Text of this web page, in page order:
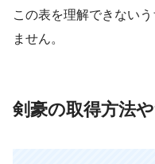
この表を理解できない
ません。
剣豪の取得方法